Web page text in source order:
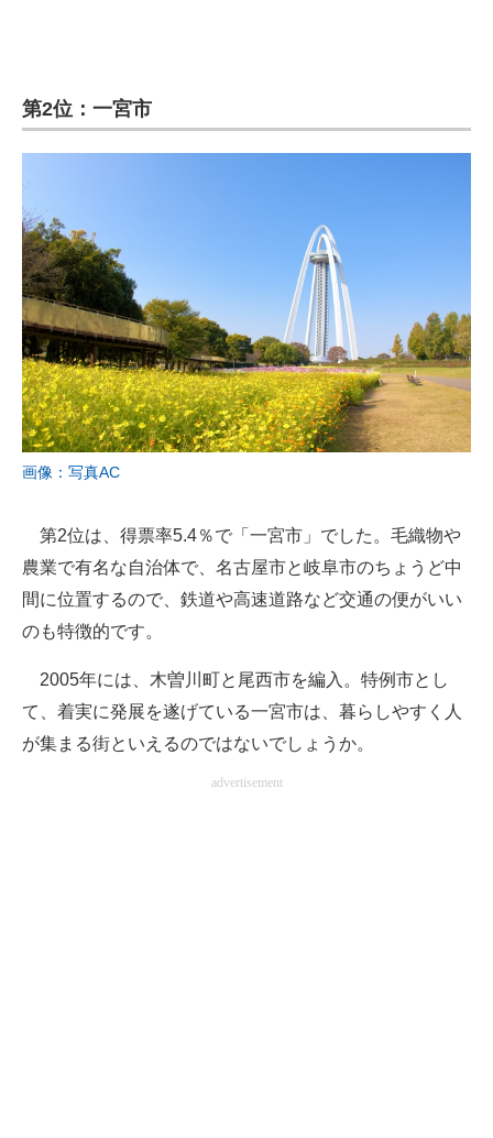
第2位：一宮市
画像：写真AC
第2位は、得票率5.4％で「一宮市」でした。毛織物や
農業で有名な自治体で、名古屋市と岐阜市のちょうど中
間に位置するので、鉄道や高速道路など交通の便がいい
のも特徴的です。
2005年には、木曽川町と尾西市を編入。特例市とし
て、着実に発展を遂げている一宮市は、暮らしやすく人
が集まる街といえるのではないでしょうか。
advertisement